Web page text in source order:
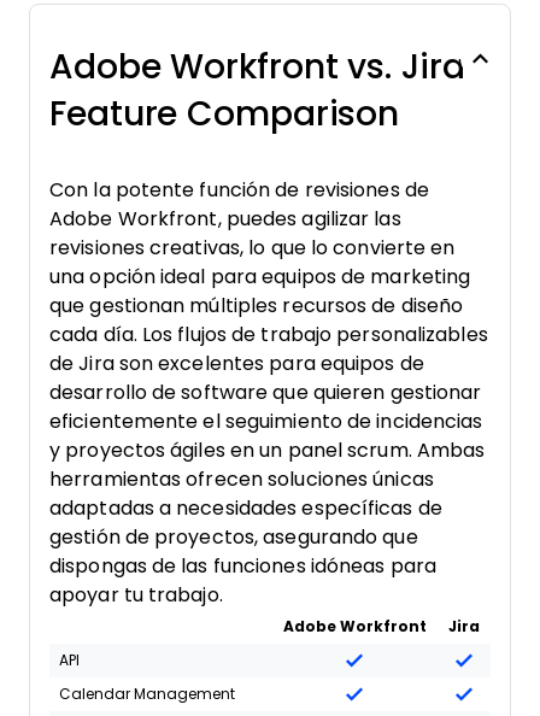
Adobe Workfront vs. Jira
Feature Comparison
Con la potente función de revisiones de
Adobe Workfront, puedes agilizar las
revisiones creativas, lo que lo convierte en
una opción ideal para equipos de marketing
que gestionan múltiples recursos de diseño
cada día. Los flujos de trabajo personalizables
de Jira son excelentes para equipos de
desarrollo de software que quieren gestionar
eficientemente el seguimiento de incidencias
y proyectos ágiles en un panel scrum. Ambas
herramientas ofrecen soluciones únicas
adaptadas a necesidades específicas de
gestión de proyectos, asegurando que
dispongas de las funciones idóneas para
apoyar tu trabajo.
Adobe Workfront
Jira
API
Calendar Management